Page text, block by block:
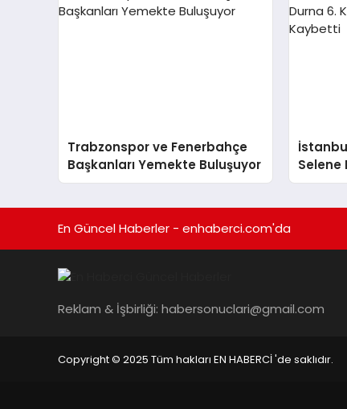
Trabzonspor ve Fenerbahçe
Başkanları Yemekte Buluşuyor
Selene
En Güncel Haberler - enhaberci.com'da
Reklam & İşbirliği: habersonuclari@gmail.com
Copyright © 2025 Tüm hakları EN HABERCİ 'de saklıdır.